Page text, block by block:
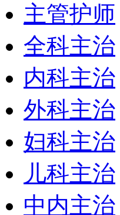
主管护师
全科主治
内科主治
外科主治
妇科主治
儿科主治
中内主治